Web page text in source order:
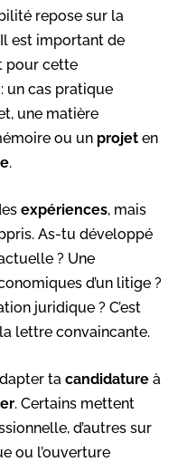
repose sur la
est important de
pour cette
un cas pratique
une matière
ou un projet en
.
expériences, mais
As-tu développé
? Une
d’un litige ?
juridique ? C’est
lettre convaincante.
ta candidature à
. Certains mettent
d’autres sur
ou l’ouverture